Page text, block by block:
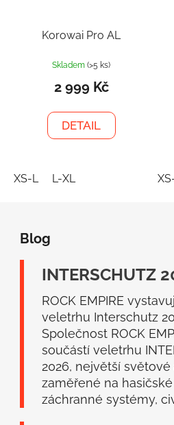
Korowai Pro AL
Skladem(>5 ks)
2 999 Kč
DETAIL
XS-L L-XL
Blog
INTERSCHUTZ
ROCK EMPIRE
veletrhu Interschutz
Společnost ROCK
součástí veletrhu
2026, největší světové
zaměřené na
záchranné systémy,